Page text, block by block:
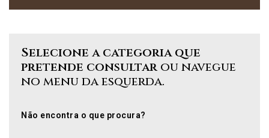
Selecione a categoria que
pretende consultarou navegue
no menu da esquerda.
Não encontra o que procura?